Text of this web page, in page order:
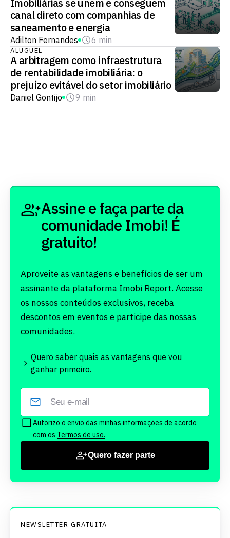
canal direto com companhias de
saneamento e energia
Adilton Fernandes 6 min
ALUGUEL
A arbitragem como infraestrutura
de rentabilidade imobiliária: o
prejuízo evitável do setor imobiliário
Daniel Gontijo 9 min
Assine e faça parte da
comunidade Imobi! É
gratuito!
Aproveite as vantagens e benefícios de ser um
assinante da plataforma Imobi Report. Acesse
os nossos conteúdos exclusivos, receba
descontos em eventos e participe das nossas
comunidades.
Quero saber quais as vantagens que vou
ganhar primeiro.
Autorizo o envio das minhas informações de acordo
com os Termos de uso.
Quero fazer parte
NEWSLETTER GRATUITA